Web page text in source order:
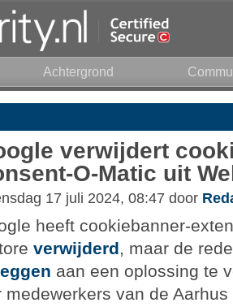
Achtergrond
verwijdert
O-Matic uit
17 juli 2024, 08:47 door
heeft cookiebanner-
verwijderd, maar de
aan een oplossing te
medewerkers van de